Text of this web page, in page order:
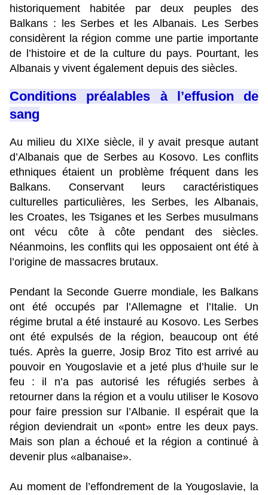
historiquement habitée par deux peuples des
Balkans : les Serbes et les Albanais. Les Serbes
considèrent la région comme une partie importante
de l’histoire et de la culture du pays. Pourtant, les
Albanais y vivent également depuis des siècles.
Conditions préalables à l’effusion de
sang
Au milieu du XIXe siècle, il y avait presque autant
d’Albanais que de Serbes au Kosovo. Les conflits
ethniques étaient un problème fréquent dans les
Balkans. Conservant leurs caractéristiques
culturelles particulières, les Serbes, les Albanais,
les Croates, les Tsiganes et les Serbes musulmans
ont vécu côte à côte pendant des siècles.
Néanmoins, les conflits qui les opposaient ont été à
l’origine de massacres brutaux.
Pendant la Seconde Guerre mondiale, les Balkans
ont été occupés par l’Allemagne et l’Italie. Un
régime brutal a été instauré au Kosovo. Les Serbes
ont été expulsés de la région, beaucoup ont été
tués. Après la guerre, Josip Broz Tito est arrivé au
pouvoir en Yougoslavie et a jeté plus d’huile sur le
feu : il n’a pas autorisé les réfugiés serbes à
retourner dans la région et a voulu utiliser le Kosovo
pour faire pression sur l’Albanie. Il espérait que la
région deviendrait un «pont» entre les deux pays.
Mais son plan a échoué et la région a continué à
devenir plus «albanaise».
Au moment de l’effondrement de la Yougoslavie, la